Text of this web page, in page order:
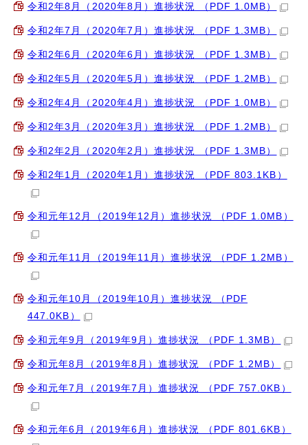
令和2年8月（2020年8月）進捗状況 （PDF 1.0MB）
令和2年7月（2020年7月）進捗状況 （PDF 1.3MB）
令和2年6月（2020年6月）進捗状況 （PDF 1.3MB）
令和2年5月（2020年5月）進捗状況 （PDF 1.2MB）
令和2年4月（2020年4月）進捗状況 （PDF 1.0MB）
令和2年3月（2020年3月）進捗状況 （PDF 1.2MB）
令和2年2月（2020年2月）進捗状況 （PDF 1.3MB）
令和2年1月（2020年1月）進捗状況 （PDF 803.1KB）
令和元年12月（2019年12月）進捗状況 （PDF 1.0MB）
令和元年11月（2019年11月）進捗状況 （PDF 1.2MB）
令和元年10月（2019年10月）進捗状況 （PDF
447.0KB）
令和元年9月（2019年9月）進捗状況 （PDF 1.3MB）
令和元年8月（2019年8月）進捗状況 （PDF 1.2MB）
令和元年7月（2019年7月）進捗状況 （PDF 757.0KB）
令和元年6月（2019年6月）進捗状況 （PDF 801.6KB）